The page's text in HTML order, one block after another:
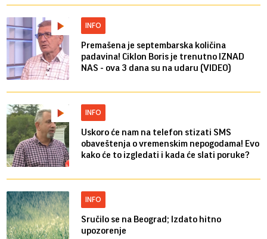
INFO
Premašena je septembarska količina
padavina! Ciklon Boris je trenutno IZNAD
NAS - ova 3 dana su na udaru (VIDEO)
INFO
Uskoro će nam na telefon stizati SMS
obaveštenja o vremenskim nepogodama! Evo
kako će to izgledati i kada će slati poruke?
INFO
Sručilo se na Beograd; Izdato hitno
upozorenje